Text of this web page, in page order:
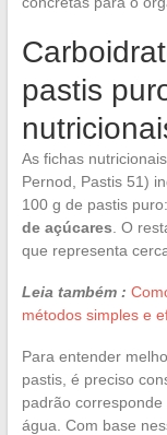
pastis
As fichas
Pernod, Pastis 51)
100 g de pastis puro:
de açúcares . O
que representa
Leia também :
métodos simples e
Para entender
pastis, é preciso
padrão
água. Com base